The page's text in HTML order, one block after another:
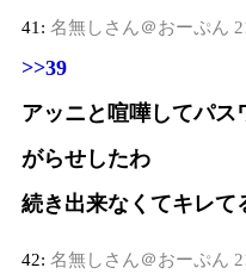
41: 名無しさん＠おーぷん
>>39
アッニと喧嘩してパ
がらせしたわ
続き出来なくてキレて
42: 名無しさん＠おーぷん